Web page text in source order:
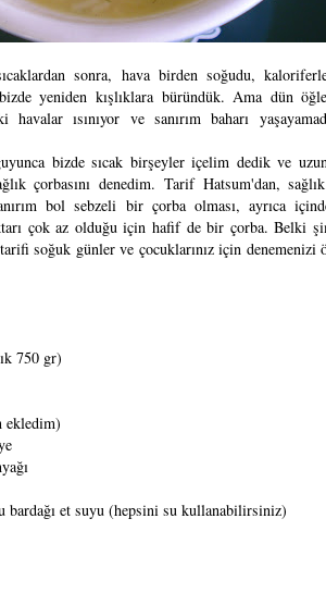
sonra, hava birden soğudu,
yeniden kışlıklara büründük. Ama dün
havalar ısınıyor ve sanırım baharı
bizde sıcak birşeyler içelim dedik ve
çorbasını denedim. Tarif Hatsum'dan,
bol sebzeli bir çorba olması, ayrıca
çok az olduğu için hafif de bir çorba. Belki
soğuk günler ve çocuklarınız için denemenizi
750 gr)
ekledim)
bardağı et suyu (hepsini su kullanabilirsiniz)